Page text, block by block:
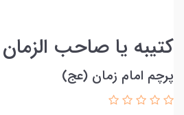
کتیبه یا صاحب
پرچم امام زمان (عج)